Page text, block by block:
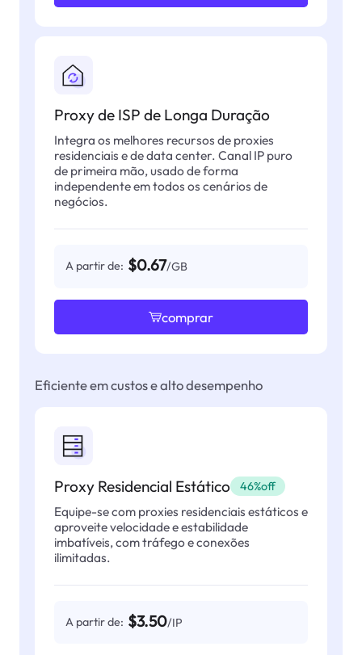
Proxy de ISP de Longa Duração
Integra os melhores recursos de proxies
residenciais e de data center. Canal IP puro
de primeira mão, usado de forma
independente em todos os cenários de
negócios.
A partir de: $0.67/GB
comprar
Eficiente em custos e alto desempenho
Proxy Residencial Estático 46%off
Equipe-se com proxies residenciais estáticos e
aproveite velocidade e estabilidade
imbatíveis, com tráfego e conexões
ilimitadas.
A partir de: $3.50/IP